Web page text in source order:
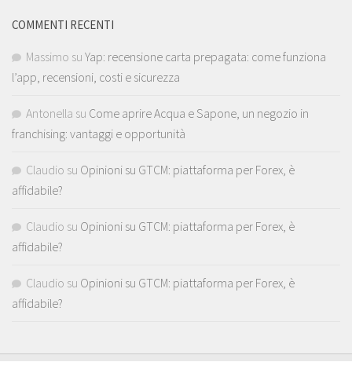
COMMENTI RECENTI
Massimo su Yap: recensione carta prepagata: come funziona
l’app, recensioni, costi e sicurezza
Antonella su Come aprire Acqua e Sapone, un negozio in
franchising: vantaggi e opportunità
Claudio su Opinioni su GTCM: piattaforma per Forex, è
affidabile?
Claudio su Opinioni su GTCM: piattaforma per Forex, è
affidabile?
Claudio su Opinioni su GTCM: piattaforma per Forex, è
affidabile?